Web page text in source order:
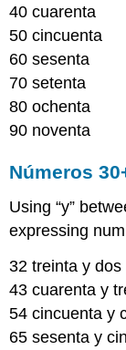
40 cuarenta
50 cincuenta
60 sesenta
70 setenta
80 ochenta
90 noventa
Números
Using “y”
expressing
32 treinta y dos
43 cuarenta y
54 cincuenta y
65 sesenta y